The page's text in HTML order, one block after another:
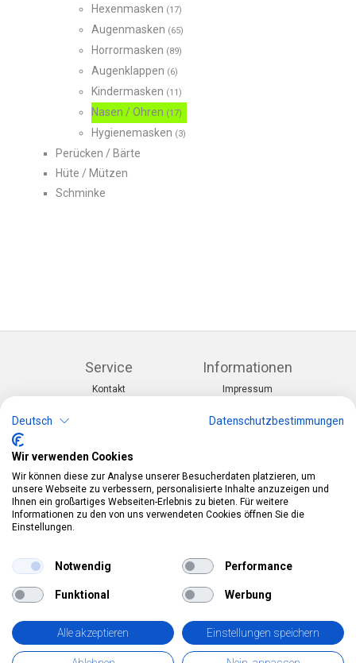
Hexenmasken (17)
Augenmasken (65)
Horrormasken (89)
Augenklappen (6)
Kindermasken (11)
Nasen / Ohren (17)
Hygienemasken (3)
Perücken / Bärte
Hüte / Mützen
Schminke
Service
Kontakt
Informationen
Impressum
Datenschutz
Kategorien
Anlässe & Themen
Kostüme & Zubehör
Partydeko & Festartikel
Merchandise & Toys
Telefon: 0412190091
Mail:
info@pekabo.ch
Instagram
Online-Shopping Garantie
Das Schweizer Gütesiegel für Sicherheit und
Orientierung beim Online-Shopping
• Swiss Online Garantie •
pekabo.ch GmbH: Der Schweizer Onlineshop für Merchandise,
Deutsch Datenschutzbestimmungen
Wir verwenden Cookies
Wir können diese zur Analyse unserer Besucherdaten platzieren, um
unsere Webseite zu verbessern, personalisierte Inhalte anzuzeigen und
Ihnen ein großartiges Webseiten-Erlebnis zu bieten. Für weitere
Informationen zu den von uns verwendeten Cookies öffnen Sie die
Einstellungen.
Notwendig Performance
Funktional Werbung
Alle akzeptieren Einstellungen speichern